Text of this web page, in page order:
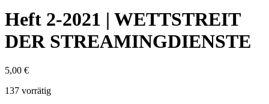
Heft 2-2021 | WETTSTREIT
DER STREAMINGDIENSTE
5,00 €
137 vorrätig